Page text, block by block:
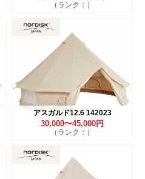
（ランク：）
アスガルド12.6 142023
30,000〜45,000円
（ランク：）